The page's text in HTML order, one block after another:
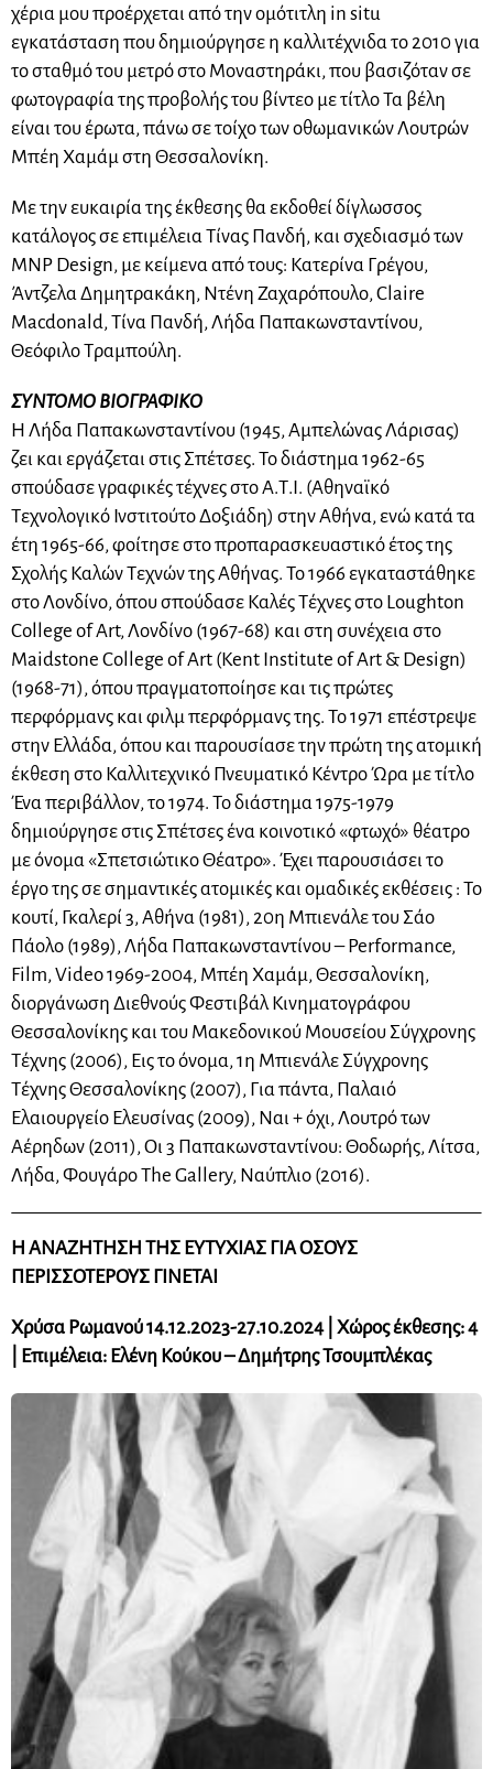
χέρια μου προέρχεται από την ομότιτλη in situ
εγκατάσταση που δημιούργησε η καλλιτέχνιδα το 2010 για
το σταθμό του μετρό στο Μοναστηράκι, που βασιζόταν σε
φωτογραφία της προβολής του βίντεο με τίτλο Τα βέλη
είναι του έρωτα, πάνω σε τοίχο των οθωμανικών Λουτρών
Μπέη Χαμάμ στη Θεσσαλονίκη.
Με την ευκαιρία της έκθεσης θα εκδοθεί δίγλωσσος
κατάλογος σε επιμέλεια Τίνας Πανδή, και σχεδιασμό των
MNP Design, με κείμενα από τους: Κατερίνα Γρέγου,
Άντζελα Δημητρακάκη, Ντένη Ζαχαρόπουλο, Claire
Macdonald, Τίνα Πανδή, Λήδα Παπακωνσταντίνου,
Θεόφιλο Τραμπούλη.
ΣΥΝΤΟΜΟ ΒΙΟΓΡΑΦΙΚΟ
Η Λήδα Παπακωνσταντίνου (1945, Αμπελώνας Λάρισας)
ζει και εργάζεται στις Σπέτσες. Το διάστημα 1962-65
σπούδασε γραφικές τέχνες στο Α.Τ.Ι. (Αθηναϊκό
Τεχνολογικό Ινστιτούτο Δοξιάδη) στην Αθήνα, ενώ κατά τα
έτη 1965-66, φοίτησε στο προπαρασκευαστικό έτος της
Σχολής Καλών Τεχνών της Αθήνας. Το 1966 εγκαταστάθηκε
στο Λονδίνο, όπου σπούδασε Καλές Τέχνες στο Loughton
College of Art, Λονδίνο (1967-68) και στη συνέχεια στο
Maidstone College of Art (Kent Institute of Art & Design)
(1968-71), όπου πραγματοποίησε και τις πρώτες
περφόρμανς και φιλμ περφόρμανς της. Το 1971 επέστρεψε
στην Ελλάδα, όπου και παρουσίασε την πρώτη της ατομική
έκθεση στο Καλλιτεχνικό Πνευματικό Κέντρο Ώρα με τίτλο
Ένα περιβάλλον, το 1974. Το διάστημα 1975-1979
δημιούργησε στις Σπέτσες ένα κοινοτικό «φτωχό» θέατρο
με όνομα «Σπετσιώτικο Θέατρο». Έχει παρουσιάσει το
έργο της σε σημαντικές ατομικές και ομαδικές εκθέσεις : Το
κουτί, Γκαλερί 3, Αθήνα (1981), 20η Μπιενάλε του Σάο
Πάολο (1989), Λήδα Παπακωνσταντίνου – Performance,
Film, Video 1969-2004, Μπέη Χαμάμ, Θεσσαλονίκη,
διοργάνωση Διεθνούς Φεστιβάλ Κινηματογράφου
Θεσσαλονίκης και του Μακεδονικού Μουσείου Σύγχρονης
Τέχνης (2006), Εις το όνομα, 1η Μπιενάλε Σύγχρονης
Τέχνης Θεσσαλονίκης (2007), Για πάντα, Παλαιό
Ελαιουργείο Ελευσίνας (2009), Ναι + όχι, Λουτρό των
Αέρηδων (2011), Οι 3 Παπακωνσταντίνου: Θοδωρής, Λίτσα,
Λήδα, Φουγάρο The Gallery, Ναύπλιο (2016).
Η ΑΝΑΖΗΤΗΣΗ ΤΗΣ ΕΥΤΥΧΙΑΣ ΓΙΑ ΟΣΟΥΣ
ΠΕΡΙΣΣΟΤΕΡΟΥΣ ΓΙΝΕΤΑΙ
Χρύσα Ρωμανού 14.12.2023-27.10.2024 | Χώρος έκθεσης: 4
| Επιμέλεια: Ελένη Κούκου – Δημήτρης Τσουμπλέκας